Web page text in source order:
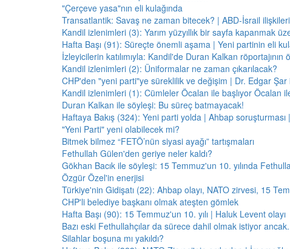
"Çerçeve yasa"nın eli kulağında
Transatlantik: Savaş ne zaman bitecek? | ABD-İsrail
Kandil izlenimleri (3): Yarım yüzyıllık bir sayfa kapanmak
Hafta Başı (91): Süreçte önemli aşama | Yeni partinin eli
İzleyicilerin katılımıyla: Kandil'de Duran Kalkan röportajının
Kandil izlenimleri (2): Üniformalar ne zaman çıkarılacak?
CHP'den "yeni parti"ye süreklilik ve değişim | Dr. Edgar Şar
Kandil izlenimleri (1): Cümleler Öcalan ile başlıyor Öcalan
Duran Kalkan ile söyleşi: Bu süreç batmayacak!
Haftaya Bakış (324): Yeni parti yolda | Ahbap soruşturması
"Yeni Parti" yeni olabilecek mi?
Bitmek bilmez “FETÖ’nün siyasi ayağı” tartışmaları
Fethullah Gülen'den geriye neler kaldı?
Gökhan Bacık ile söyleşi: 15 Temmuz'un 10. yılında
Özgür Özel'in enerjisi
Türkiye'nin Gidişatı (22): Ahbap olayı, NATO zirvesi, 15
CHP'li belediye başkanı olmak ateşten gömlek
Hafta Başı (90): 15 Temmuz'un 10. yılı | Haluk Levent olayı
Bazı eski Fethullahçılar da sürece dahil olmak istiyor
Silahlar boşuna mı yakıldı?